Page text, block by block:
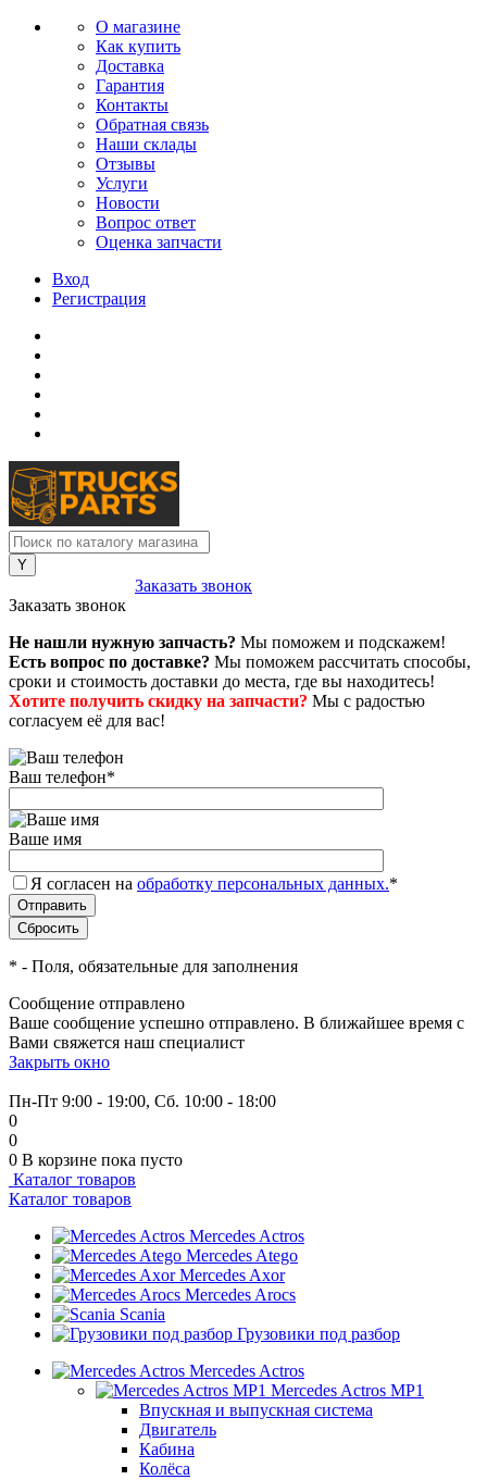
О магазине
Как купить
Доставка
Гарантия
Контакты
Обратная связь
Наши склады
Отзывы
Услуги
Новости
Вопрос ответ
Оценка запчасти
Вход
Регистрация
Заказать звонок
Заказать звонок
Не нашли нужную запчасть? Мы поможем и подскажем!
Есть вопрос по доставке? Мы поможем рассчитать способы,
сроки и стоимость доставки до места, где вы находитесь!
Хотите получить скидку на запчасти? Мы с радостью
согласуем её для вас!
Ваш телефон*
Ваше имя
Я согласен на обработку персональных данных.*
* - Поля, обязательные для заполнения
Сообщение отправлено
Ваше сообщение успешно отправлено. В ближайшее время с
Вами свяжется наш специалист
Закрыть окно
Пн-Пт 9:00 - 19:00, Сб. 10:00 - 18:00
0
0
0 В корзине пока пусто
Каталог товаров
Каталог товаров
Mercedes Actros
Mercedes Atego
Mercedes Axor
Mercedes Arocs
Scania
Грузовики под разбор
Mercedes Actros
Mercedes Actros MP1
Впускная и выпускная система
Двигатель
Кабина
Колёса